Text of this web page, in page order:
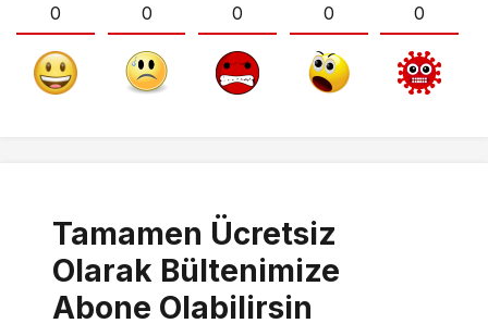
0 0 0 0 0
Tamamen Ücretsiz
Olarak Bültenimize
Abone Olabilirsin